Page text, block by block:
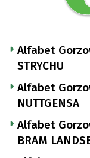
Alfabet
STRYCHU
Alfabet
NUTTGENSA
Alfabet
BRAM